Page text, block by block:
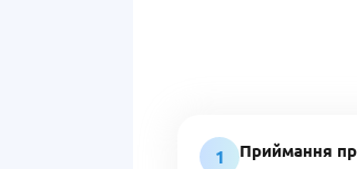
1
Приймання